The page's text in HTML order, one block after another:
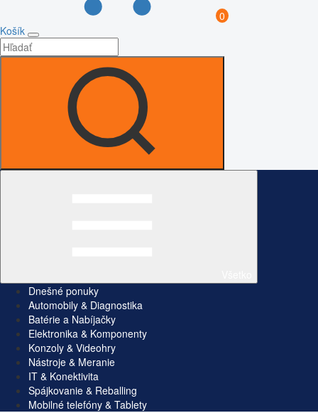
0
Košík
Dnešné ponuky
Automobily & Diagnostika
Batérie a Nabíjačky
Elektronika & Komponenty
Konzoly & Videohry
Nástroje & Meranie
IT & Konektivita
Spájkovanie & Reballing
Mobilné telefóny & Tablety